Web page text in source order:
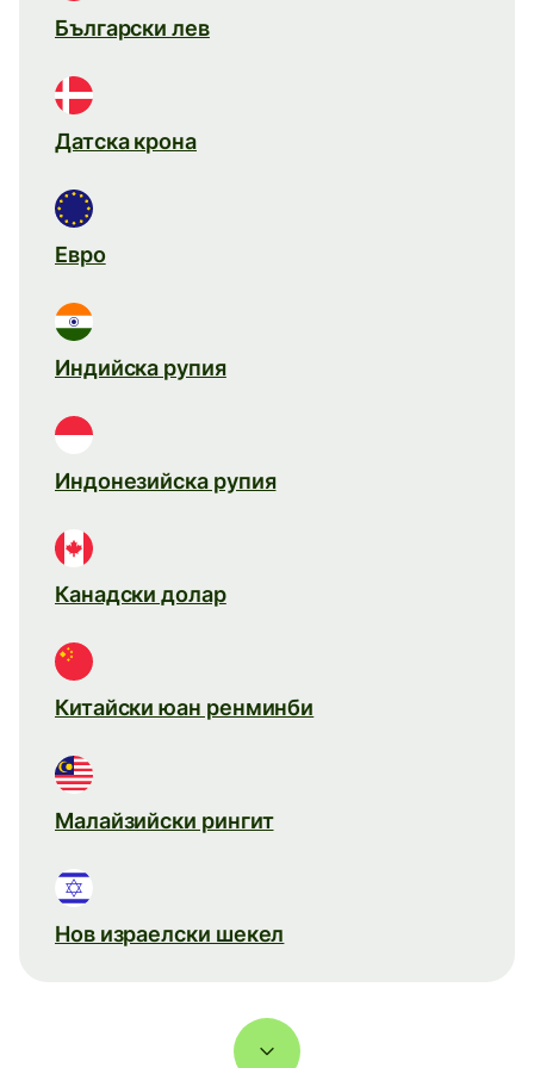
Български лев
Датска крона
Евро
Индийска рупия
Индонезийска рупия
Канадски долар
Китайски юан ренминби
Малайзийски рингит
Нов израелски шекел